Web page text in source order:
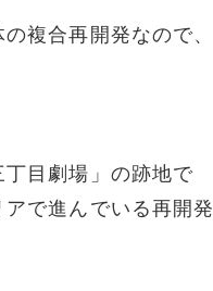
複合再開発なので、
目劇場」の跡地で
で進んでいる再開発